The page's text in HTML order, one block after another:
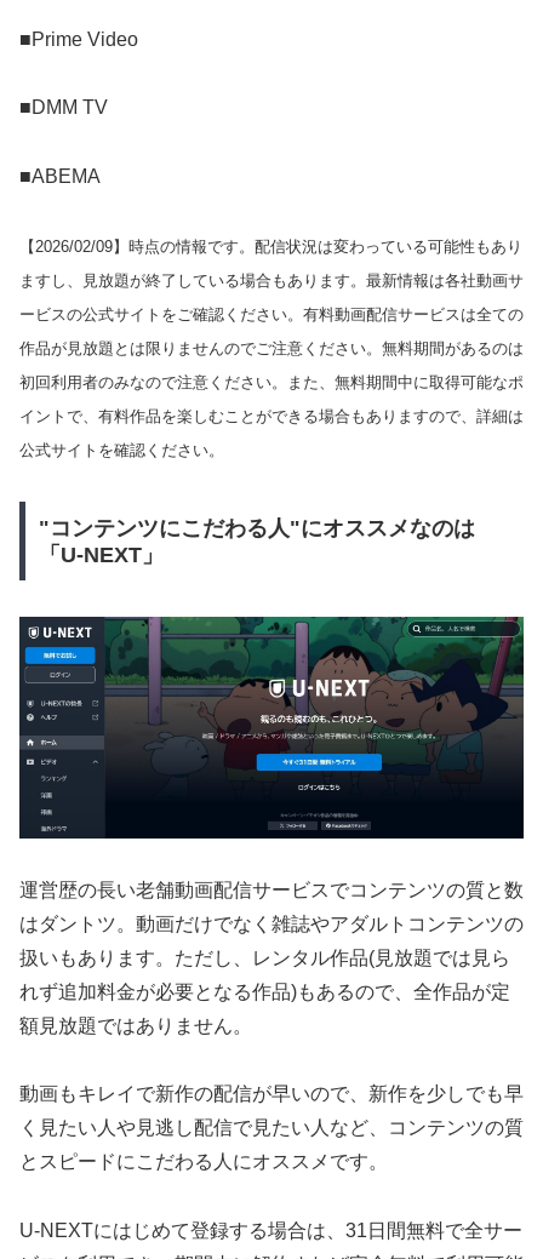
■Prime Video
■DMM TV
■ABEMA
【2026/02/09】時点の情報です。配信状況は変わっている可能性もあり
ますし、見放題が終了している場合もあります。最新情報は各社動画サ
ービスの公式サイトをご確認ください。有料動画配信サービスは全ての
作品が見放題とは限りませんのでご注意ください。無料期間があるのは
初回利用者のみなので注意ください。また、無料期間中に取得可能なポ
イントで、有料作品を楽しむことができる場合もありますので、詳細は
公式サイトを確認ください。
"コンテンツにこだわる人"にオススメなのは
「U-NEXT」
運営歴の長い老舗動画配信サービスでコンテンツの質と数
はダントツ。動画だけでなく雑誌やアダルトコンテンツの
扱いもあります。ただし、レンタル作品(見放題では見ら
れず追加料金が必要となる作品)もあるので、全作品が定
額見放題ではありません。
動画もキレイで新作の配信が早いので、新作を少しでも早
く見たい人や見逃し配信で見たい人など、コンテンツの質
とスピードにこだわる人にオススメです。
U-NEXTにはじめて登録する場合は、31日間無料で全サー